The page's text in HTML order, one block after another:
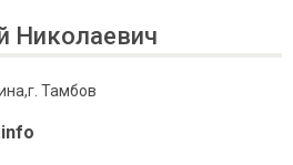
Николаевич
Тамбов